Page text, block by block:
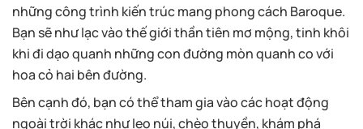
những công trình kiến trúc mang phong cách Baroque.
Bạn sẽ như lạc vào thế giới thần tiên mơ mộng, tinh khôi
khi đi dạo quanh những con đường mòn quanh co với
hoa cỏ hai bên đường.
Bên cạnh đó, bạn có thể tham gia vào các hoạt động
ngoài trời khác như leo núi, chèo thuyền, khám phá